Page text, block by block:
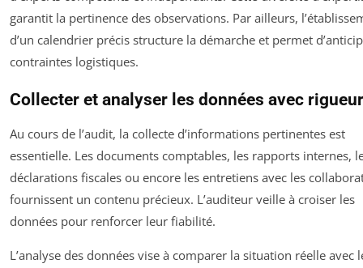
garantit la pertinence des observations. Par ailleurs,
d’un calendrier précis structure la démarche et permet
contraintes logistiques.
Collecter et analyser les données avec rigueur
Au cours de l’audit, la collecte d’informations pertinentes est
essentielle. Les documents comptables, les rapports internes,
déclarations fiscales ou encore les entretiens avec les
fournissent un contenu précieux. L’auditeur veille à croiser les
données pour renforcer leur fiabilité.
L’analyse des données vise à comparer la situation réelle avec